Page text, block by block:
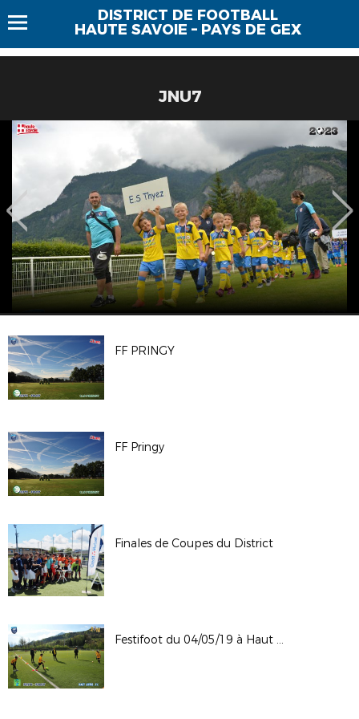
DISTRICT DE FOOTBALL
HAUTE SAVOIE – PAYS DE GEX
JNU7
FF PRINGY
FF Pringy
Finales de Coupes du District
Festifoot du 04/05/19 à Haut Giffres